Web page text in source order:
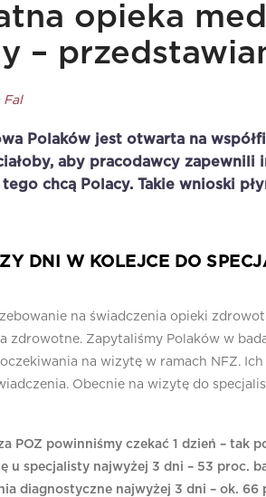
opieka
–
Fal
Polaków jest otwarta na
aby pracodawcy
tego chcą Polacy. Takie wnioski
DNI W KOLEJCE DO
na świadczenia opieki
zdrowotne. Zapytaliśmy Polaków w
na wizytę w ramach NFZ.
Obecnie na wizytę do
POZ powinniśmy czekać 1 dzień – tak
u specjalisty najwyżej 3 dni – 53 proc.
diagnostyczne najwyżej 3 dni – ok. 66